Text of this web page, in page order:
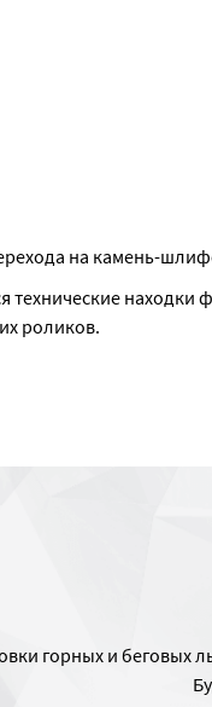
на камень-
технические
роликов.
горных и беговых